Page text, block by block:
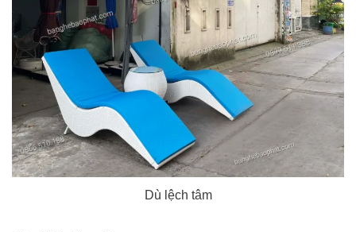
Dù lệch tâm